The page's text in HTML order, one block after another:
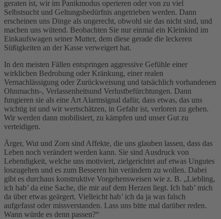
geraten ist, wir im Panikmodus operieren oder von zu viel
Selbstsucht und Geltungsbedürfnis angetrieben werden. Dann
erscheinen uns Dinge als ungerecht, obwohl sie das nicht sind, und
machen uns wütend. Beobachten Sie nur einmal ein Kleinkind im
Einkaufswagen seiner Mutter, dem diese gerade die leckeren
Süßigkeiten an der Kasse verweigert hat.
In den meisten Fällen entspringen aggressive Gefühle einer
wirklichen Bedrohung oder Kränkung, einer realen
Vernachlässigung oder Zurückweisung und tatsächlich vorhandenen
Ohnmachts-, Verlassenheitsund Verlustbefürchtungen. Dann
fungieren sie als eine Art Alarmsignal dafür, dass etwas, das uns
wichtig ist und wir wertschätzen, in Gefahr ist, verloren zu gehen.
Wir werden dann mobilisiert, zu kämpfen und unser Gut zu
verteidigen.
Ärger, Wut und Zorn sind Affekte, die uns glauben lassen, dass das
Leben noch verändert werden kann. Sie sind Ausdruck von
Lebendigkeit, welche uns motiviert, zielgerichtet auf etwas Ungutes
loszugehen und es zum Besseren hin verändern zu wollen. Dabei
gibt es durchaus konstruktive Vorgehensweisen wie z. B. „Liebling,
ich hab’ da eine Sache, die mir auf dem Herzen liegt. Ich hab’ mich
da über etwas geärgert. Vielleicht hab’ ich da ja was falsch
aufgefasst oder missverstanden. Lass uns bitte mal darüber reden.
Wann würde es denn passen?“